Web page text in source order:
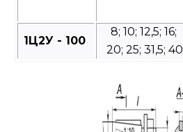
1Ц2У - 100
8; 10; 12,5; 16;
20; 25; 31,5; 40